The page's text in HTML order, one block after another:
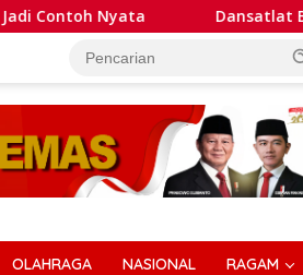
Nyata Dansatlat Brimob
OLAHRAGA NASIONAL RAGAM